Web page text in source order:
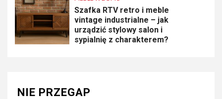
Szafka RTV retro i meble
vintage industrialne – jak
urządzić stylowy salon i
sypialnię z charakterem?
NIE PRZEGAP